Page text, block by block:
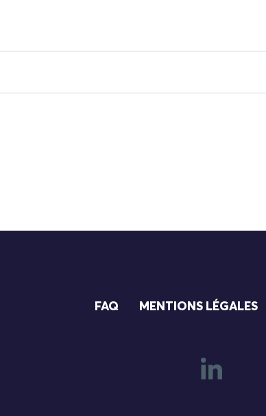
FAQ MENTIONS LÉGALES